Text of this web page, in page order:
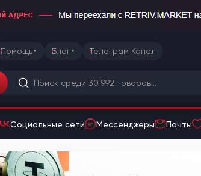
Помощь Блог Телеграм Канал
Социальные сети Мессенджеры Почты